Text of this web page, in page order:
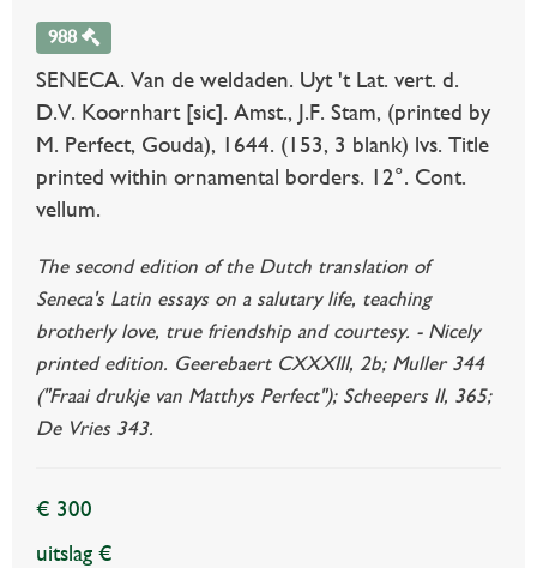
988
SENECA. Van de weldaden. Uyt 't Lat. vert. d.
D.V. Koornhart [sic]. Amst., J.F. Stam, (printed by
M. Perfect, Gouda), 1644. (153, 3 blank) lvs. Title
printed within ornamental borders. 12°. Cont.
vellum.
The second edition of the Dutch translation of
Seneca's Latin essays on a salutary life, teaching
brotherly love, true friendship and courtesy. - Nicely
printed edition. Geerebaert CXXXIII, 2b; Muller 344
("Fraai drukje van Matthys Perfect"); Scheepers II, 365;
De Vries 343.
€ 300
uitslag €